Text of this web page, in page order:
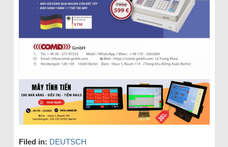
Filed in: DEUTSCH